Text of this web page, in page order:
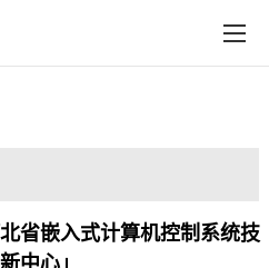
在线购买
省嵌入式计算机控制系统技